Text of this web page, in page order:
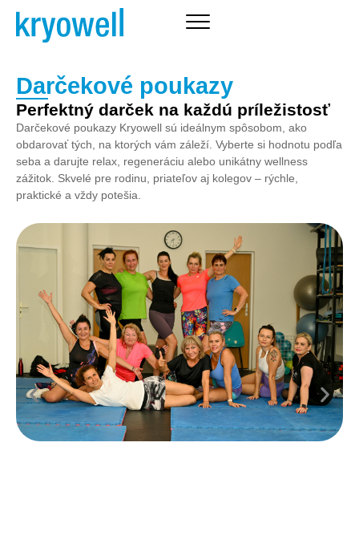
Darčekové poukazy
Perfektný darček na každú príležistosť
Darčekové poukazy Kryowell sú ideálnym spôsobom, ako
obdarovať tých, na ktorých vám záleží. Vyberte si hodnotu podľa
seba a darujte relax, regeneráciu alebo unikátny wellness
zážitok. Skvelé pre rodinu, priateľov aj kolegov – rýchle,
praktické a vždy potešia.